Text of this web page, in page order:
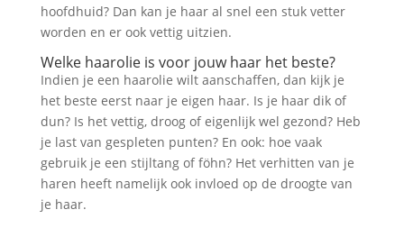
hoofdhuid? Dan kan je haar al snel een stuk vetter
worden en er ook vettig uitzien.
Welke haarolie is voor jouw haar het beste?
Indien je een haarolie wilt aanschaffen, dan kijk je
het beste eerst naar je eigen haar. Is je haar dik of
dun? Is het vettig, droog of eigenlijk wel gezond? Heb
je last van gespleten punten? En ook: hoe vaak
gebruik je een stijltang of föhn? Het verhitten van je
haren heeft namelijk ook invloed op de droogte van
je haar.